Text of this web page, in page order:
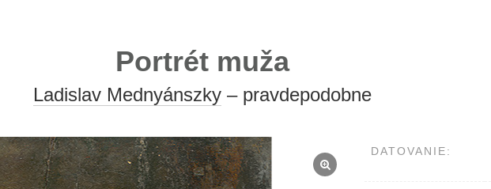
Portrét muža
Ladislav Mednyánszky – pravdepodobne
DATOVANIE: